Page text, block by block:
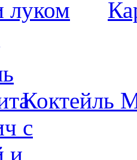
Коктейль